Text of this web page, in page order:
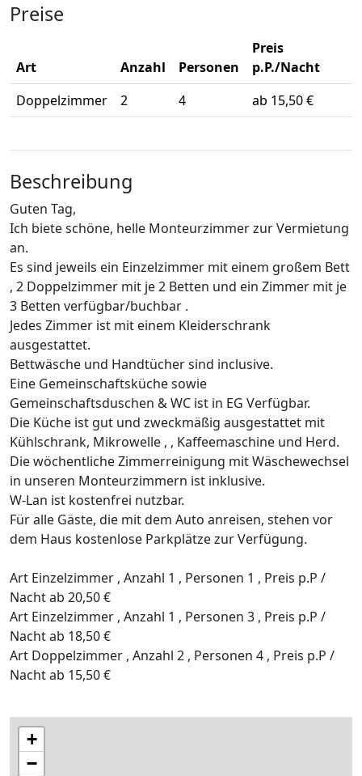
Preise
Art Anzahl Personen
Preis
p.P./Nacht
Doppelzimmer
2 4 ab 15,50 €
Beschreibung
Guten Tag,
Ich biete schöne, helle Monteurzimmer zur Vermietung
an.
Es sind jeweils ein Einzelzimmer mit einem großem Bett
, 2 Doppelzimmer mit je 2 Betten und ein Zimmer mit je
3 Betten verfügbar/buchbar .
Jedes Zimmer ist mit einem Kleiderschrank
ausgestattet.
Bettwäsche und Handtücher sind inclusive.
Eine Gemeinschaftsküche sowie
Gemeinschaftsduschen & WC ist in EG Verfügbar.
Die Küche ist gut und zweckmäßig ausgestattet mit
Kühlschrank, Mikrowelle , , Kaffeemaschine und Herd.
Die wöchentliche Zimmerreinigung mit Wäschewechsel
in unseren Monteurzimmern ist inklusive.
W-Lan ist kostenfrei nutzbar.
Für alle Gäste, die mit dem Auto anreisen, stehen vor
dem Haus kostenlose Parkplätze zur Verfügung.
Art Einzelzimmer , Anzahl 1 , Personen 1 , Preis p.P /
Nacht ab 20,50 €
Art Einzelzimmer , Anzahl 1 , Personen 3 , Preis p.P /
Nacht ab 18,50 €
Art Doppelzimmer , Anzahl 2 , Personen 4 , Preis p.P /
Nacht ab 15,50 €
+
−